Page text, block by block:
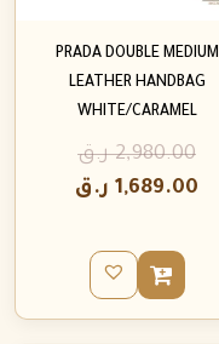
PRADA DOUBLE MEDIUM
LEATHER HANDBAG
WHITE/CARAMEL
2,980.00 ر.ق
1,689.00 ر.ق